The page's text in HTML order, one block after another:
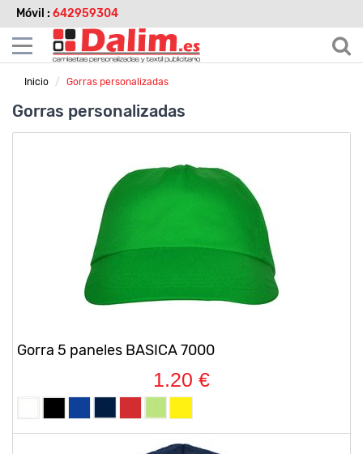
Móvil : 642959304
Inicio Gorras personalizadas
Gorras personalizadas
Gorra 5 paneles BASICA 7000
1.20 €